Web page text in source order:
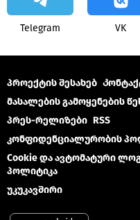
Telegram VK
პროექტის შესახებ
მასალების გამოყენების
პრეს-რელიზები RSS
კონფიდენციალურობის
Cookie და ავტომატური
პოლიტიკა
უკუკავშირი